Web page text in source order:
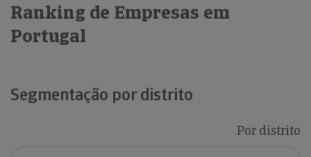
Ranking de Empresas em
Portugal
Segmentação por distrito
Por distrito